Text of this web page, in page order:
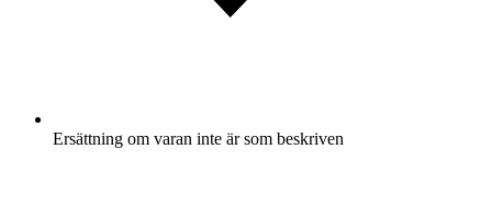
Ersättning om varan inte är som beskriven